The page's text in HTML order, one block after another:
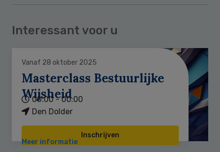
Interessant voor u
Vanaf 28 oktober 2025
Masterclass Bestuurlijke
Wijsheid
00:00 - 00:00
Den Dolder
Inschrijven
Meer informatie